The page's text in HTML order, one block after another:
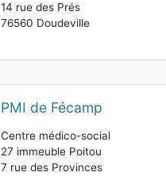
14 rue des Prés
76560 Doudeville
PMI de Fécamp
Centre médico-social
27 immeuble Poitou
7 rue des Provinces